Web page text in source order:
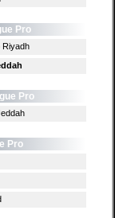
Pro
Riyadh
Pro
Pro